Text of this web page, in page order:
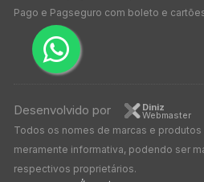
Pago e Pagseguro com boleto e
Desenvolvido por Diniz
Webmaster
Todos os nomes de marcas e
meramente informativa, podendo ser
respectivos proprietários.